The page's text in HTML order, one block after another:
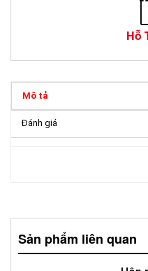
Hỗ
Mô tả
Đánh giá
Sản phẩm liên quan